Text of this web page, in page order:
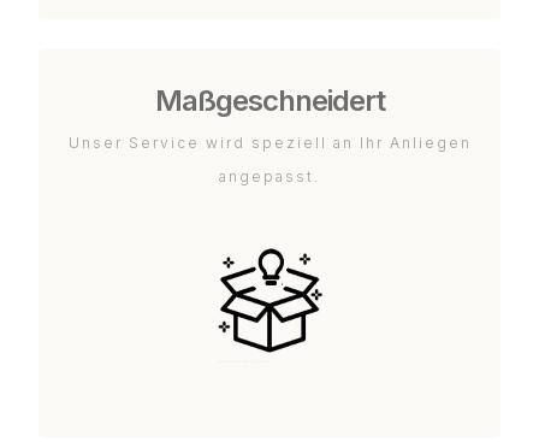
Maßgeschneidert
Unser Service wird speziell an Ihr Anliegen
angepasst.